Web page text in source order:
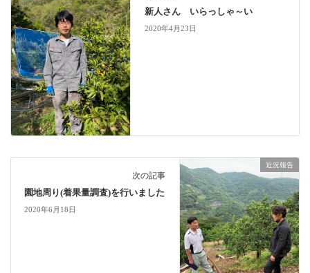
新人さん いらっしゃ～い
2020年4月23日
近況報告
次の記事
園地周り(着果量調査)を行いました
2020年6月18日